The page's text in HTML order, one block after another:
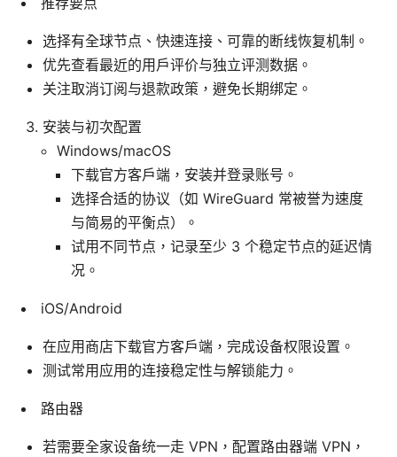
选择有全球节点、快速连接、可靠的断线恢复机制。
优先查看最近的用户评价与独立评测数据。
关注取消订阅与退款政策，避免长期绑定。
安装与初次配置
Windows/macOS
下载官方客户端，安装并登录账号。
选择合适的协议（如 WireGuard 常被誉为速度
与简易的平衡点）。
试用不同节点，记录至少 3 个稳定节点的延迟情
况。
iOS/Android
在应用商店下载官方客户端，完成设备权限设置。
测试常用应用的连接稳定性与解锁能力。
路由器
若需要全家设备统一走 VPN，配置路由器端 VPN，